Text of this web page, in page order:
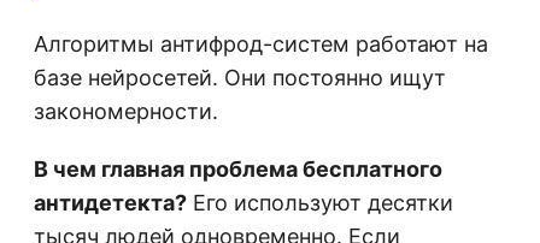
Алгоритмы антифрод-систем работают на
базе нейросетей. Они постоянно ищут
закономерности.
В чем главная проблема бесплатного
антидетекта? Его используют десятки
тысяч людей одновременно. Если